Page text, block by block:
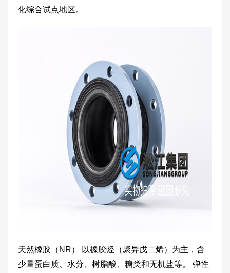
化综合试点地区。
天然橡胶（NR） 以橡胶烃（聚异戊二烯）为主，含
少量蛋白质、水分、树脂酸、糖类和无机盐等。 弹性